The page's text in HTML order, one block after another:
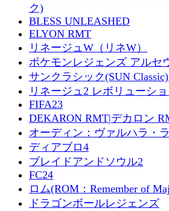
ク)
BLESS UNLEASHED
ELYON RMT
リネージュW（リネW）
ポケモンレジェンズ アルセ
サンクラシック(SUN
リネージュ2 レボリューシ
FIFA23
DEKARON RMT|デカロン
オーディン：ヴァルハラ・
ディアブロ4
ブレイドアンドソウル2
FC24
ロム(ROM：Remember of
ドラゴンボールレジェンズ